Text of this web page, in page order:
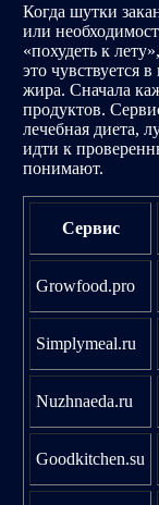
Когда шутки
или
«похудеть к
это чувствуется
жира. Сначала
продуктов.
лечебная диета,
идти к
понимают.
Сервис
Growfood.pro
Simplymeal.ru
Nuzhnaeda.ru
Goodkitchen.su